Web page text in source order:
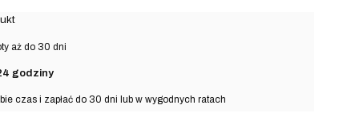
aż do 30 dni
godziny
czas i zapłać do 30 dni lub w wygodnych ratach